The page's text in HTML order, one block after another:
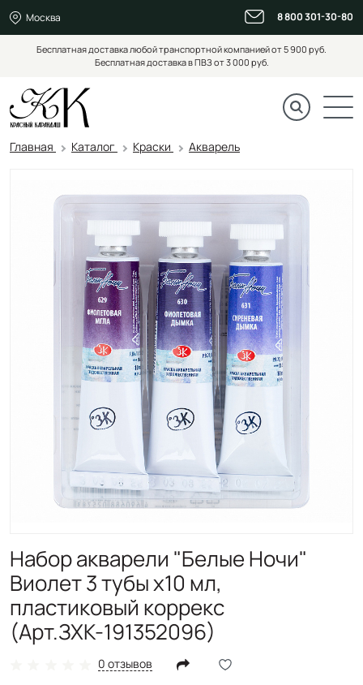
Москва 8 800 301-30-80
Бесплатная доставка любой транспортной компанией от 5 900 руб.
Бесплатная доставка в ПВЗ от 3 000 руб.
Главная Каталог Краски Акварель
Набор акварели "Белые Ночи"
Виолет 3 тубы x10 мл,
пластиковый коррекс
(Арт.ЗХК-191352096)
0 отзывов